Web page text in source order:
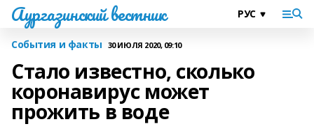
Аургазинский вестник
События и факты 30 ИЮЛЯ 2020, 09:10
Стало известно, сколько
коронавирус может
прожить в воде